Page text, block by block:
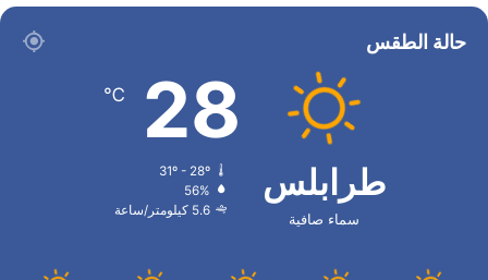
حالة الطقس
طرابلس
سماء صافية
28
℃
31º - 28º
56%
5.6 كيلومتر/ساعة